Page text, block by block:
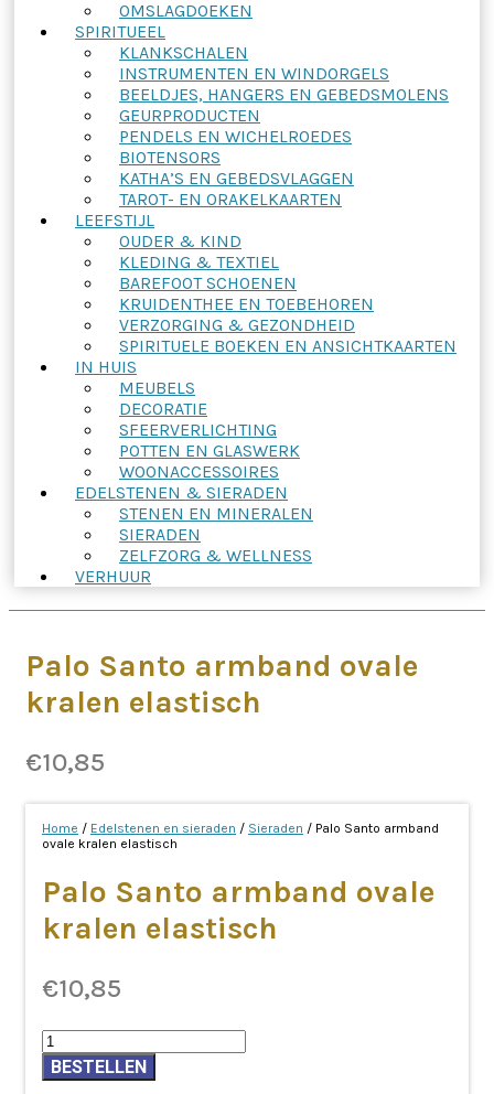
OMSLAGDOEKEN
SPIRITUEEL
KLANKSCHALEN
INSTRUMENTEN EN WINDORGELS
BEELDJES, HANGERS EN GEBEDSMOLENS
GEURPRODUCTEN
PENDELS EN WICHELROEDES
BIOTENSORS
KATHA’S EN GEBEDSVLAGGEN
TAROT- EN ORAKELKAARTEN
LEEFSTIJL
OUDER & KIND
KLEDING & TEXTIEL
BAREFOOT SCHOENEN
KRUIDENTHEE EN TOEBEHOREN
VERZORGING & GEZONDHEID
SPIRITUELE BOEKEN EN ANSICHTKAARTEN
IN HUIS
MEUBELS
DECORATIE
SFEERVERLICHTING
POTTEN EN GLASWERK
WOONACCESSOIRES
EDELSTENEN & SIERADEN
STENEN EN MINERALEN
SIERADEN
ZELFZORG & WELLNESS
VERHUUR
Palo Santo armband ovale
kralen elastisch
€10,85
Home / Edelstenen en sieraden / Sieraden / Palo Santo armband
ovale kralen elastisch
Palo Santo armband ovale
kralen elastisch
€10,85
Palo
Santo
armband
BESTELLEN